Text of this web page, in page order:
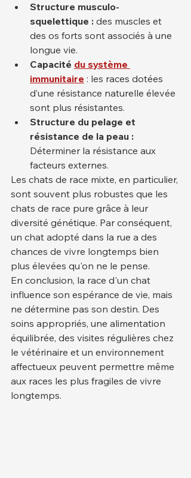
Structure musculo-
squelettique : des muscles et
des os forts sont associés à une
longue vie.
Capacité du système
immunitaire : les races dotées
d’une résistance naturelle élevée
sont plus résistantes.
Structure du pelage et
résistance de la peau :
Déterminer la résistance aux
facteurs externes.
Les chats de race mixte, en particulier,
sont souvent plus robustes que les
chats de race pure grâce à leur
diversité génétique. Par conséquent,
un chat adopté dans la rue a des
chances de vivre longtemps bien
plus élevées qu'on ne le pense.
En conclusion, la race d'un chat
influence son espérance de vie, mais
ne détermine pas son destin. Des
soins appropriés, une alimentation
équilibrée, des visites régulières chez
le vétérinaire et un environnement
affectueux peuvent permettre même
aux races les plus fragiles de vivre
longtemps.